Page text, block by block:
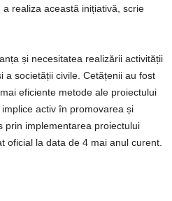
realiza această inițiativă, scrie
și necesitatea realizării activității
a societății civile. Cetățenii au fost
eficiente metode ale proiectului
activ în promovarea și
prin implementarea proiectului
oficial la data de 4 mai anul curent.